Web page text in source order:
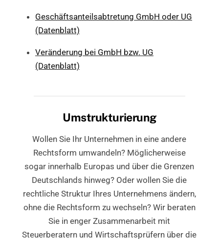
Geschäftsanteilsabtretung GmbH oder UG
(Datenblatt)
Veränderung bei GmbH bzw. UG
(Datenblatt)
Umstrukturierung
Wollen Sie Ihr Unternehmen in eine andere
Rechtsform umwandeln? Möglicherweise
sogar innerhalb Europas und über die Grenzen
Deutschlands hinweg? Oder wollen Sie die
rechtliche Struktur Ihres Unternehmens ändern,
ohne die Rechtsform zu wechseln? Wir beraten
Sie in enger Zusammenarbeit mit
Steuerberatern und Wirtschaftsprüfern über die